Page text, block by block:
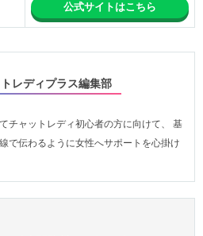
公式サイトはこちら
レディプラス編集部
チャットレディ初心者の方に向けて、 基
で伝わるように女性へサポートを心掛け